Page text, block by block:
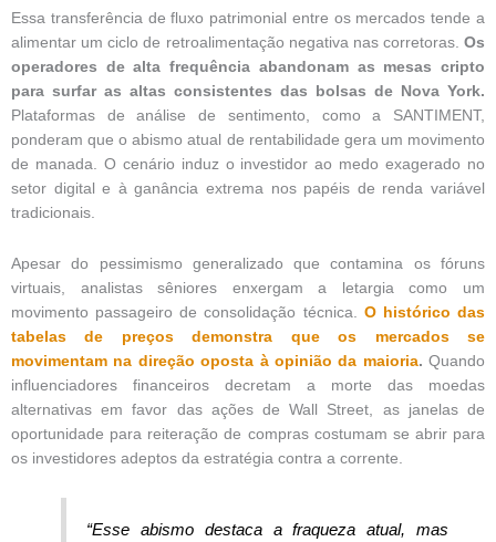
Essa transferência de fluxo patrimonial entre os mercados tende a
alimentar um ciclo de retroalimentação negativa nas corretoras. Os
operadores de alta frequência abandonam as mesas cripto
para surfar as altas consistentes das bolsas de Nova York.
Plataformas de análise de sentimento, como a SANTIMENT,
ponderam que o abismo atual de rentabilidade gera um movimento
de manada. O cenário induz o investidor ao medo exagerado no
setor digital e à ganância extrema nos papéis de renda variável
tradicionais.
Apesar do pessimismo generalizado que contamina os fóruns
virtuais, analistas sêniores enxergam a letargia como um
movimento passageiro de consolidação técnica. O histórico das
tabelas de preços demonstra que os mercados se
movimentam na direção oposta à opinião da maioria. Quando
influenciadores financeiros decretam a morte das moedas
alternativas em favor das ações de Wall Street, as janelas de
oportunidade para reiteração de compras costumam se abrir para
os investidores adeptos da estratégia contra a corrente.
“Esse abismo destaca a fraqueza atual, mas